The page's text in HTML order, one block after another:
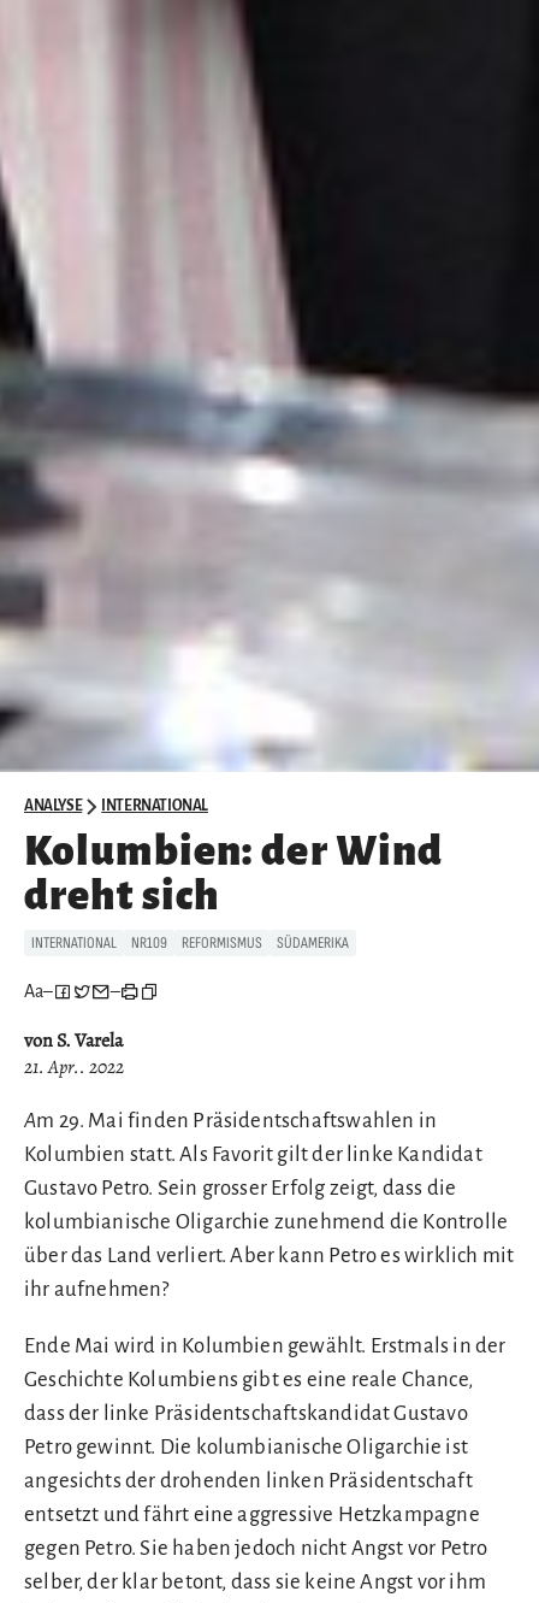
ANALYSE INTERNATIONAL
Kolumbien: der Wind
dreht sich
INTERNATIONAL NR109 REFORMISMUS SÜDAMERIKA
Aa– –
von S. Varela
21. Apr.. 2022
Am 29. Mai finden Präsidentschaftswahlen in
Kolumbien statt. Als Favorit gilt der linke Kandidat
Gustavo Petro. Sein grosser Erfolg zeigt, dass die
kolumbianische Oligarchie zunehmend die Kontrolle
über das Land verliert. Aber kann Petro es wirklich mit
ihr aufnehmen?
Ende Mai wird in Kolumbien gewählt. Erstmals in der
Geschichte Kolumbiens gibt es eine reale Chance,
dass der linke Präsidentschaftskandidat Gustavo
Petro gewinnt. Die kolumbianische Oligarchie ist
angesichts der drohenden linken Präsidentschaft
entsetzt und fährt eine aggressive Hetzkampagne
gegen Petro. Sie haben jedoch nicht Angst vor Petro
selber, der klar betont, dass sie keine Angst vor ihm